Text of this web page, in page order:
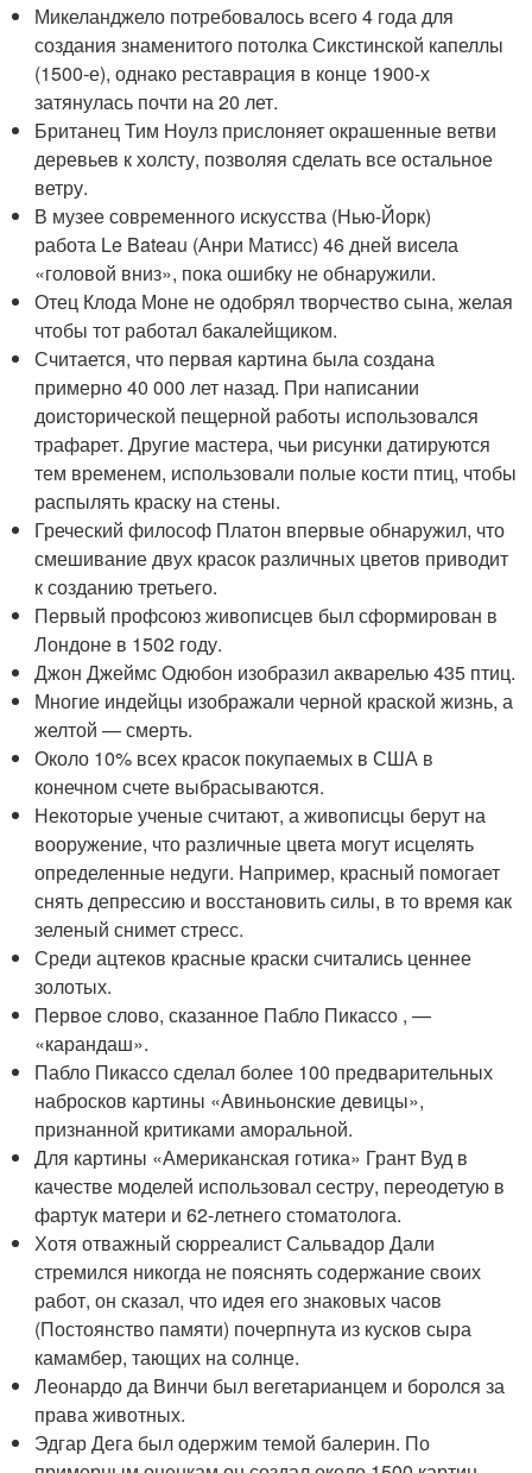
Микеланджело потребовалось всего 4 года для
создания знаменитого потолка Сикстинской капеллы
(1500-е), однако реставрация в конце 1900-х
затянулась почти на 20 лет.
Британец Тим Ноулз прислоняет окрашенные ветви
деревьев к холсту, позволяя сделать все остальное
ветру.
В музее современного искусства (Нью-Йорк)
работа Le Bateau (Анри Матисс) 46 дней висела
«головой вниз», пока ошибку не обнаружили.
Отец Клода Моне не одобрял творчество сына, желая
чтобы тот работал бакалейщиком.
Считается, что первая картина была создана
примерно 40 000 лет назад. При написании
доисторической пещерной работы использовался
трафарет. Другие мастера, чьи рисунки датируются
тем временем, использовали полые кости птиц, чтобы
распылять краску на стены.
Греческий философ Платон впервые обнаружил, что
смешивание двух красок различных цветов приводит
к созданию третьего.
Первый профсоюз живописцев был сформирован в
Лондоне в 1502 году.
Джон Джеймс Одюбон изобразил акварелью 435 птиц.
Многие индейцы изображали черной краской жизнь, а
желтой — смерть.
Около 10% всех красок покупаемых в США в
конечном счете выбрасываются.
Некоторые ученые считают, а живописцы берут на
вооружение, что различные цвета могут исцелять
определенные недуги. Например, красный помогает
снять депрессию и восстановить силы, в то время как
зеленый снимет стресс.
Среди ацтеков красные краски считались ценнее
золотых.
Первое слово, сказанное Пабло Пикассо , —
«карандаш».
Пабло Пикассо сделал более 100 предварительных
набросков картины «Авиньонские девицы»,
признанной критиками аморальной.
Для картины «Американская готика» Грант Вуд в
качестве моделей использовал сестру, переодетую в
фартук матери и 62-летнего стоматолога.
Хотя отважный сюрреалист Сальвадор Дали
стремился никогда не пояснять содержание своих
работ, он сказал, что идея его знаковых часов
(Постоянство памяти) почерпнута из кусков сыра
камамбер, тающих на солнце.
Леонардо да Винчи был вегетарианцем и боролся за
права животных.
Эдгар Дега был одержим темой балерин. По